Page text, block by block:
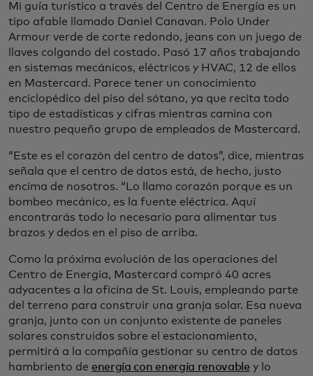
Mi guía turístico a través del Centro de Energía es un
tipo afable llamado Daniel Canavan. Polo Under
Armour verde de corte redondo, jeans con un juego de
llaves colgando del costado. Pasó 17 años trabajando
en sistemas mecánicos, eléctricos y HVAC, 12 de ellos
en Mastercard. Parece tener un conocimiento
enciclopédico del piso del sótano, ya que recita todo
tipo de estadísticas y cifras mientras camina con
nuestro pequeño grupo de empleados de Mastercard.
“Este es el corazón del centro de datos”, dice, mientras
señala que el centro de datos está, de hecho, justo
encima de nosotros. “Lo llamo corazón porque es un
bombeo mecánico, es la fuente eléctrica. Aquí
encontrarás todo lo necesario para alimentar tus
brazos y dedos en el piso de arriba.
Como la próxima evolución de las operaciones del
Centro de Energía, Mastercard compró 40 acres
adyacentes a la oficina de St. Louis, empleando parte
del terreno para construir una granja solar. Esa nueva
granja, junto con un conjunto existente de paneles
solares construidos sobre el estacionamiento,
permitirá a la compañía gestionar su centro de datos
hambriento de energía con energía renovable y lo